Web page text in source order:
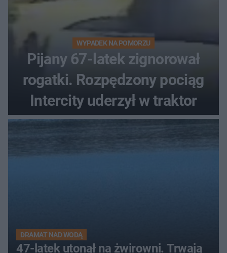
WYPADEK NA POMORZU
Pijany 67-latek zignorował
rogatki. Rozpędzony pociąg
Intercity uderzył w traktor
DRAMAT NAD WODĄ
47-latek utonął na żwirowni. Trwają